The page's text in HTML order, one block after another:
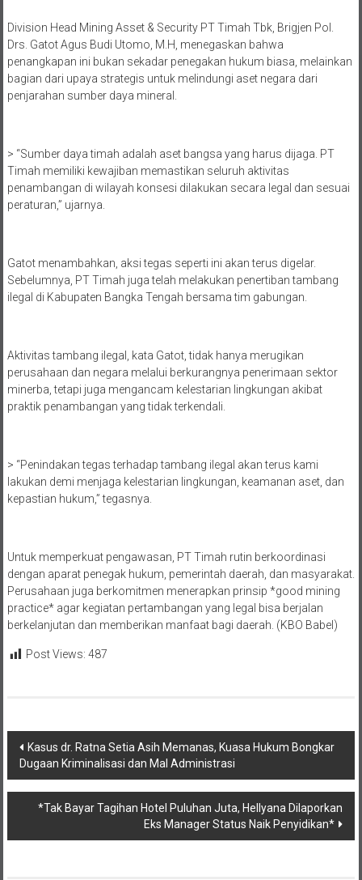
Division Head Mining Asset & Security PT Timah Tbk, Brigjen Pol.
Drs. Gatot Agus Budi Utomo, M.H, menegaskan bahwa
penangkapan ini bukan sekadar penegakan hukum biasa, melainkan
bagian dari upaya strategis untuk melindungi aset negara dari
penjarahan sumber daya mineral.
> “Sumber daya timah adalah aset bangsa yang harus dijaga. PT
Timah memiliki kewajiban memastikan seluruh aktivitas
penambangan di wilayah konsesi dilakukan secara legal dan sesuai
peraturan,” ujarnya.
Gatot menambahkan, aksi tegas seperti ini akan terus digelar.
Sebelumnya, PT Timah juga telah melakukan penertiban tambang
ilegal di Kabupaten Bangka Tengah bersama tim gabungan.
Aktivitas tambang ilegal, kata Gatot, tidak hanya merugikan
perusahaan dan negara melalui berkurangnya penerimaan sektor
minerba, tetapi juga mengancam kelestarian lingkungan akibat
praktik penambangan yang tidak terkendali.
> “Penindakan tegas terhadap tambang ilegal akan terus kami
lakukan demi menjaga kelestarian lingkungan, keamanan aset, dan
kepastian hukum,” tegasnya.
Untuk memperkuat pengawasan, PT Timah rutin berkoordinasi
dengan aparat penegak hukum, pemerintah daerah, dan masyarakat.
Perusahaan juga berkomitmen menerapkan prinsip *good mining
practice* agar kegiatan pertambangan yang legal bisa berjalan
berkelanjutan dan memberikan manfaat bagi daerah. (KBO Babel)
Post Views: 487
Navigasi
pos
Kasus dr. Ratna Setia Asih Memanas, Kuasa Hukum Bongkar
Dugaan Kriminalisasi dan Mal Administrasi
*Tak Bayar Tagihan Hotel Puluhan Juta, Hellyana Dilaporkan
Eks Manager Status Naik Penyidikan*